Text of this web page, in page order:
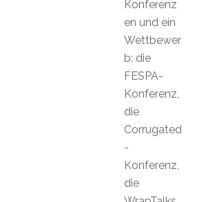
Konferenz
en und ein
Wettbewer
b: die
FESPA-
Konferenz,
die
Corrugated
-
Konferenz,
die